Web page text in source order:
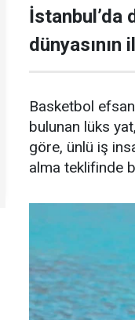
İstanbul’da
Basketbol
bulunan lüks
göre, ünlü iş
alma teklifinde